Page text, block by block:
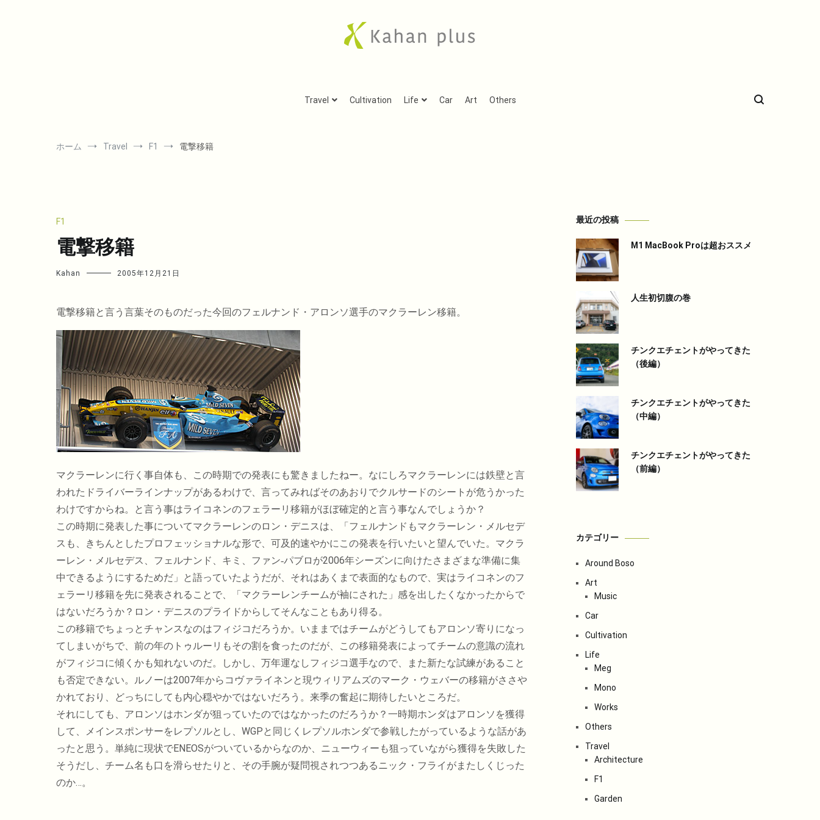
Travel
Cultivation Life Car Art Others
ホーム Travel F1 電撃移籍
F1
電撃移籍
Kahan 2005年12月21日
電撃移籍と言う言葉そのものだった今回のフェルナンド・アロンソ選手のマクラーレン移籍。
マクラーレンに行く事自体も、この時期での発表にも驚きましたねー。なにしろマクラーレンには鉄壁と言
われたドライバーラインナップがあるわけで、言ってみればそのあおりでクルサードのシートが危うかった
わけですからね。と言う事はライコネンのフェラーリ移籍がほぼ確定的と言う事なんでしょうか？
この時期に発表した事についてマクラーレンのロン・デニスは、「フェルナンドもマクラーレン・メルセデ
スも、きちんとしたプロフェッショナルな形で、可及的速やかにこの発表を行いたいと望んでいた。マクラ
ーレン・メルセデス、フェルナンド、キミ、ファン‐パブロが2006年シーズンに向けたさまざまな準備に集
中できるようにするためだ」と語っていたようだが、それはあくまで表面的なもので、実はライコネンのフ
ェラーリ移籍を先に発表されることで、「マクラーレンチームが袖にされた」感を出したくなかったからで
はないだろうか？ロン・デニスのプライドからしてそんなこともあり得る。
この移籍でちょっとチャンスなのはフィジコだろうか。いままではチームがどうしてもアロンソ寄りになっ
てしまいがちで、前の年のトゥルーリもその割を食ったのだが、この移籍発表によってチームの意識の流れ
がフィジコに傾くかも知れないのだ。しかし、万年運なしフィジコ選手なので、また新たな試練があること
も否定できない。ルノーは2007年からコヴァライネンと現ウィリアムズのマーク・ウェバーの移籍がささや
かれており、どっちにしても内心穏やかではないだろう。来季の奮起に期待したいところだ。
それにしても、アロンソはホンダが狙っていたのではなかったのだろうか？一時期ホンダはアロンソを獲得
して、メインスポンサーをレプソルとし、WGPと同じくレプソルホンダで参戦したがっているような話があ
ったと思う。単純に現状でENEOSがついているからなのか、ニューウィーも狙っていながら獲得を失敗した
そうだし、チーム名も口を滑らせたりと、その手腕が疑問視されつつあるニック・フライがまたしくじった
のか…。
最近の投稿
M1 MacBook Proは超おススメ
人生初切腹の巻
チンクエチェントがやってきた
（後編）
チンクエチェントがやってきた
（中編）
チンクエチェントがやってきた
（前編）
カテゴリー
Around Boso
Art
Music
Car
Cultivation
Life
Meg
Mono
Works
Others
Travel
Architecture
F1
Garden